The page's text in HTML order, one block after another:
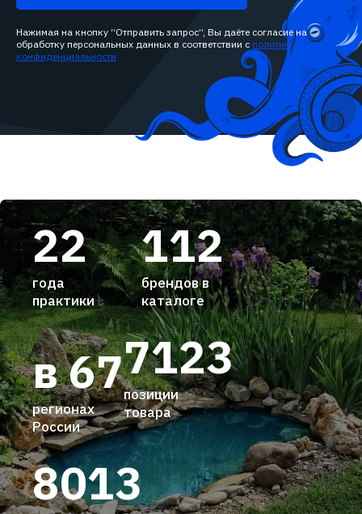
Нажимая на кнопку “Отправить запрос”, Вы даёте согласие на
обработку персональных данных в соответствии с политикой
конфиденциальности
22
года
практики
112
брендов в
каталоге
7123
позиции
товара
8013
в 67
регионах
России